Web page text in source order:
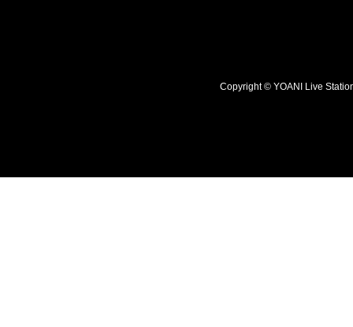
Copyright © YOANI Live